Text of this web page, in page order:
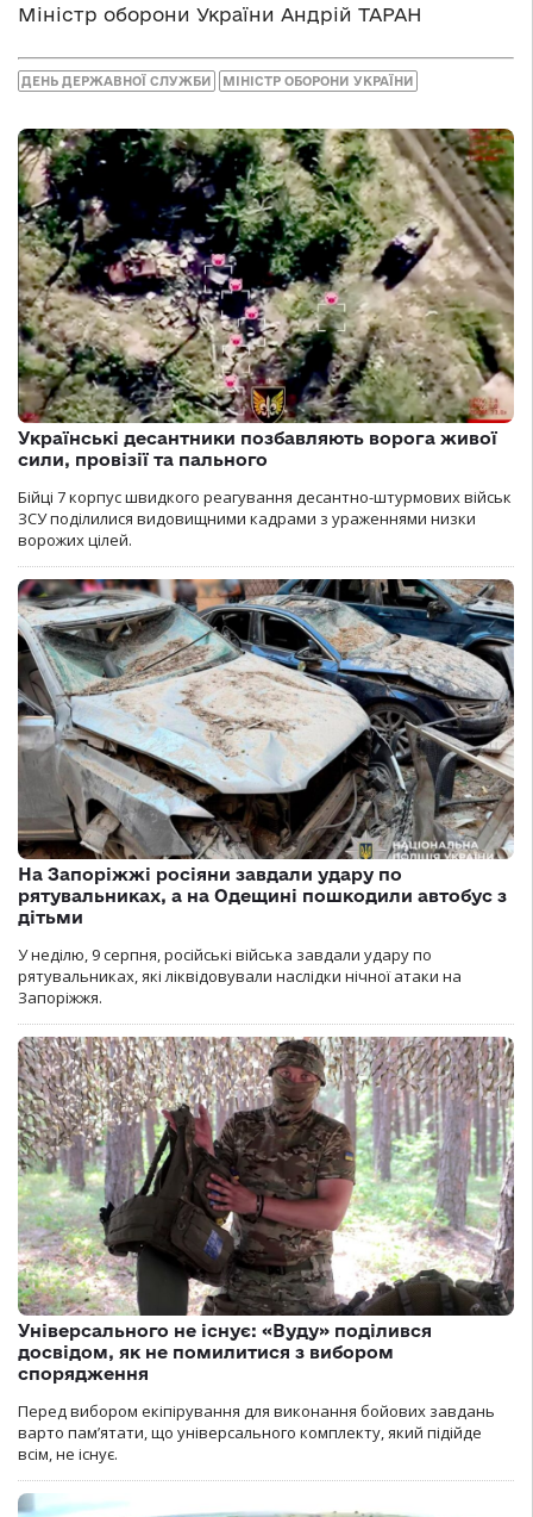
Міністр оборони України Андрій ТАРАН
ДЕНЬ ДЕРЖАВНОЇ СЛУЖБИ МІНІСТР ОБОРОНИ УКРАЇНИ
Українські десантники позбавляють ворога живої
сили, провізії та пального
Бійці 7 корпус швидкого реагування десантно-штурмових військ
ЗСУ поділилися видовищними кадрами з ураженнями низки
ворожих цілей.
На Запоріжжі росіяни завдали удару по
рятувальниках, а на Одещині пошкодили автобус з
дітьми
У неділю, 9 серпня, російські війська завдали удару по
рятувальниках, які ліквідовували наслідки нічної атаки на
Запоріжжя.
Універсального не існує: «Вуду» поділився
досвідом, як не помилитися з вибором
спорядження
Перед вибором екіпірування для виконання бойових завдань
варто пам’ятати, що універсального комплекту, який підійде
всім, не існує.